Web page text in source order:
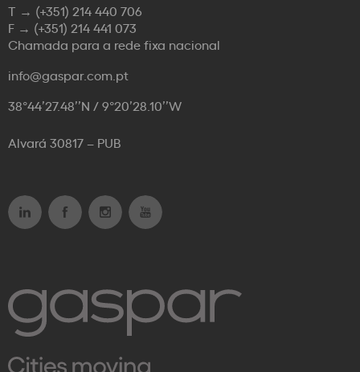
T → (+351) 214 440 706
F → (+351) 214 441 073
Chamada para a rede fixa nacional
info@gaspar.com.pt
38°44’27.48’’N / 9°20’28.10’’W
Alvará 30817 – PUB